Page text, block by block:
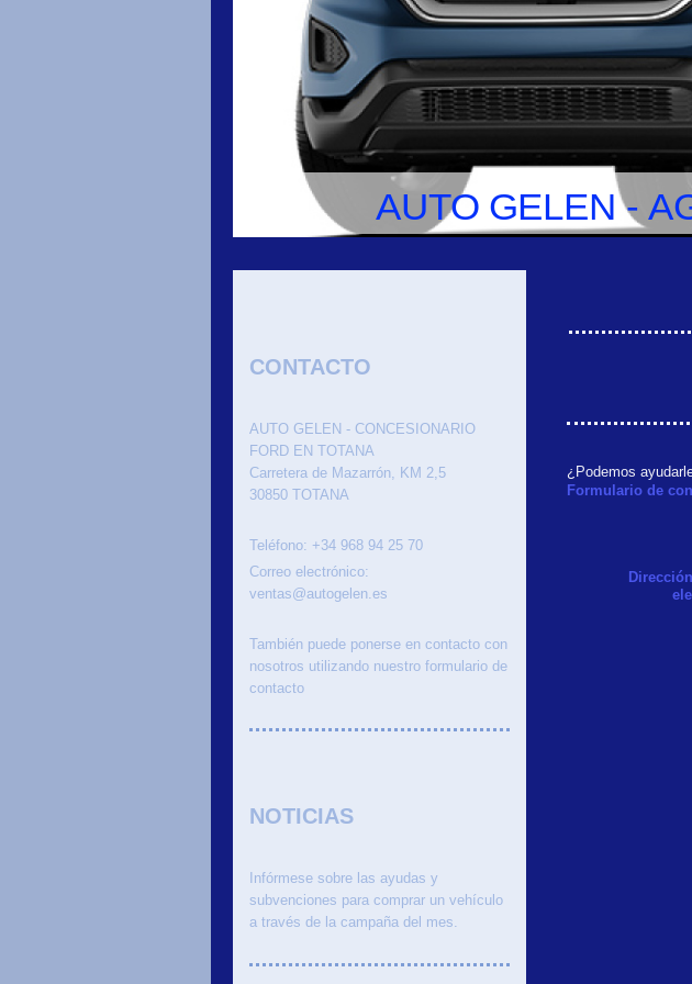
AUTO GELEN -
¿Podemos
Formulario de
CONTACTO
AUTO GELEN - CONCESIONARIO
FORD EN TOTANA
Carretera de Mazarrón, KM 2,5
30850 TOTANA
Teléfono: +34 968 94 25 70
Correo electrónico:
ventas@autogelen.es
También puede ponerse en contacto con
nosotros utilizando nuestro formulario de
contacto
NOTICIAS
Infórmese sobre las ayudas y
subvenciones para comprar un vehículo
a través de la campaña del mes.